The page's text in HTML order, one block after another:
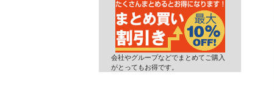
会社やグループなどでまとめてご購入
がとってもお得です。